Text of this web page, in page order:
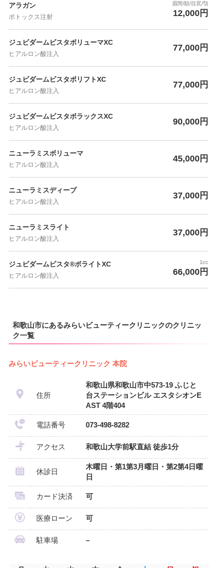
アラガン
ボトックス注射
眉間/額/目尻/顎
12,000円
ジュビダームビスタボリューマXC
ヒアルロン酸注入
77,000円
ジュビダームビスタボリフトXC
ヒアルロン酸注入
77,000円
ジュビダームビスタボラックスXC
ヒアルロン酸注入
90,000円
ニューラミスボリューマ
ヒアルロン酸注入
45,000円
ニューラミスディープ
ヒアルロン酸注入
37,000円
ニューラミスライト
ヒアルロン酸注入
37,000円
ジュビダームビスタ®ボライトXC
ヒアルロン酸注入
1cc
66,000円
和歌山市にあるみらいビューティークリニックのクリニッ
ク一覧
みらいビューティークリニック 本院
住所
和歌山県和歌山市中573-19 ふじと
台ステーションビル エスタシオンE
AST 4階404
電話番号 073-498-8282
アクセス 和歌山大学前駅直結 徒歩1分
休診日
木曜日・第1第3月曜日・第2第4日曜
日
カード決済 可
医療ローン 可
駐車場 –